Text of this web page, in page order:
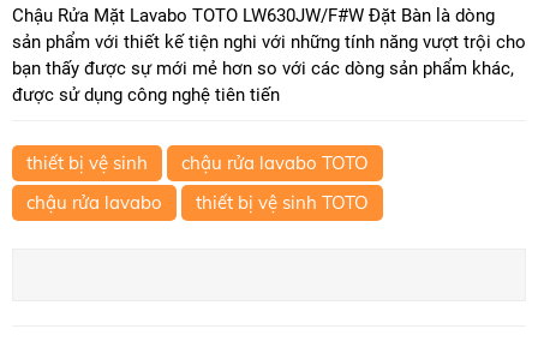
Chậu Rửa Mặt Lavabo TOTO LW630JW/F#W Đặt Bàn là dòng
sản phẩm với thiết kế tiện nghi với những tính năng vượt trội cho
bạn thấy được sự mới mẻ hơn so với các dòng sản phẩm khác,
được sử dụng công nghệ tiên tiến
thiết bị vệ sinh
chậu rửa lavabo TOTO
chậu rửa lavabo
thiết bị vệ sinh TOTO